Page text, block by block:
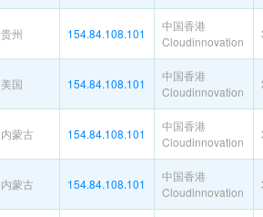
贵州 154.84.108.101
中国香港
Cloudinnovation
美国 154.84.108.101
中国香港
Cloudinnovation
内蒙古 154.84.108.101
中国香港
Cloudinnovation
内蒙古 154.84.108.101
中国香港
Cloudinnovation